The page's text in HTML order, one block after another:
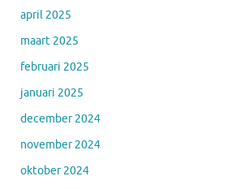
april 2025
maart 2025
februari 2025
januari 2025
december 2024
november 2024
oktober 2024